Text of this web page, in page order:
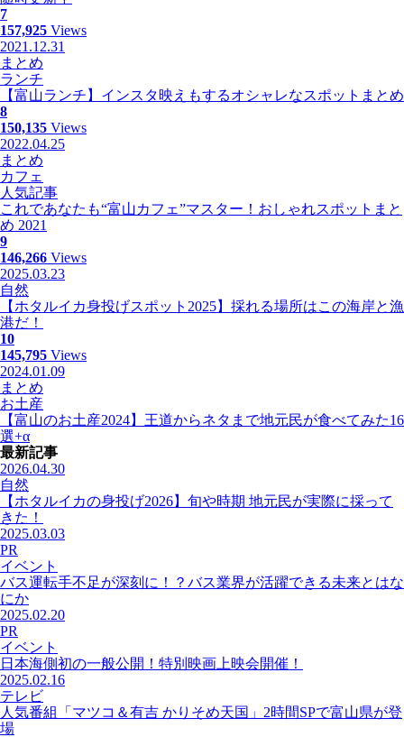
7
157,925 Views
2021.12.31
まとめ
ランチ
【富山ランチ】インスタ映えもするオシャレなスポットまとめ
8
150,135 Views
2022.04.25
まとめ
カフェ
人気記事
これであなたも“富山カフェ”マスター！おしゃれスポットまと
め 2021
9
146,266 Views
2025.03.23
自然
【ホタルイカ身投げスポット2025】採れる場所はこの海岸と漁
港だ！
10
145,795 Views
2024.01.09
まとめ
お土産
【富山のお土産2024】王道からネタまで地元民が食べてみた16
選+α
最新記事
2026.04.30
自然
【ホタルイカの身投げ2026】旬や時期 地元民が実際に採って
きた！
2025.03.03
PR
イベント
バス運転手不足が深刻に！？バス業界が活躍できる未来とはな
にか
2025.02.20
PR
イベント
日本海側初の一般公開！特別映画上映会開催！
2025.02.16
テレビ
人気番組「マツコ＆有吉 かりそめ天国」2時間SPで富山県が登
場